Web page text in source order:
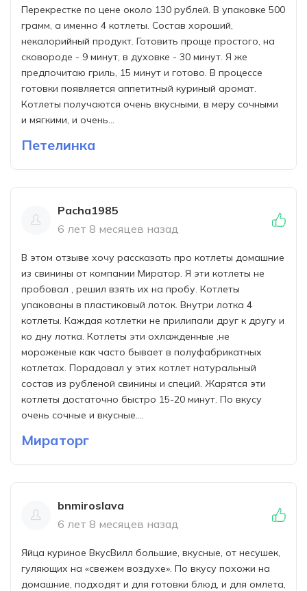
Перекрестке по цене около 130 рублей. В упаковке 500
грамм, а именно 4 котлеты. Состав хороший,
некалорийный продукт. Готовить проще простого, на
сковороде - 9 минут, в духовке - 30 минут. Я же
предпочитаю гриль, 15 минут и готово. В процессе
готовки появляется аппетитный куриный аромат.
Котлеты получаются очень вкусными, в меру сочными
и мягкими, и очень...
Петелинка
Pacha1985
6 лет 8 месяцев назад
В этом отзыве хочу рассказать про котлеты домашние
из свинины от компании Миратор. Я эти котлеты не
пробовал , решил взять их на пробу. Котлеты
упакованы в пластиковый лоток. Внутри лотка 4
котлеты. Каждая котлетки не прилипали друг к другу и
ко дну лотка. Котлеты эти охлажденные ,не
мороженые как часто бывает в полуфабрикатных
котлетах. Порадовал у этих котлет натуральный
состав из рубленой свинины и специй. Жарятся эти
котлеты достаточно быстро 15-20 минут. По вкусу
очень сочные и вкусные....
Мираторг
bnmiroslava
6 лет 8 месяцев назад
Яйца куриное ВкусВилл большие, вкусные, от несушек,
гуляющих на «свежем воздухе». По вкусу похожи на
домашние, подходят и для готовки блюд, и для омлета,